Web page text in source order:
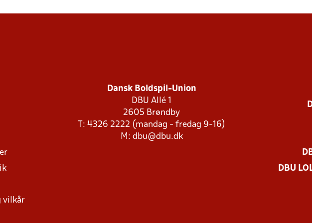
vilkår
Dansk Boldspil-Union
DBU Allé 1
2605 Brøndby
T: 4326 2222 (mandag - fredag 9-16)
M: dbu@dbu.dk
DBU